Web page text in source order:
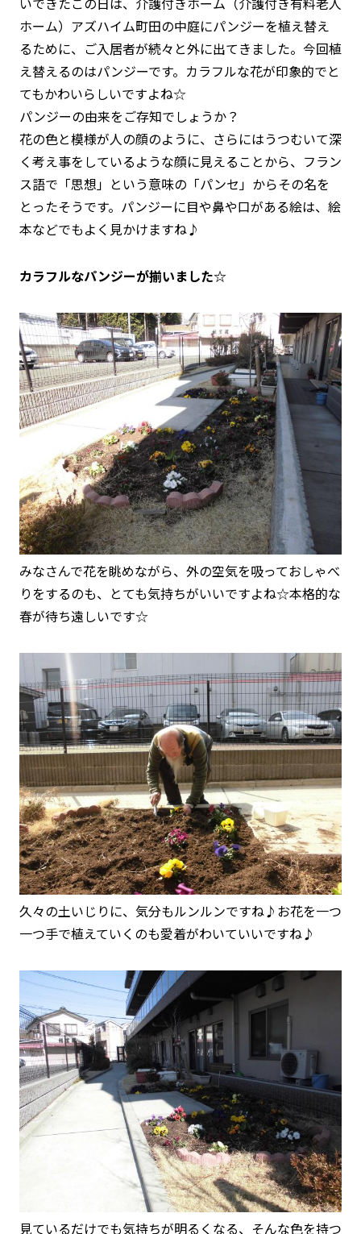
ホーム）アズハイム町田の中庭にパンジーを植え替え
るために、ご入居者が続々と外に出てきました。今回植
え替えるのはパンジーです。カラフルな花が印象的でと
てもかわいらしいですよね☆
パンジーの由来をご存知でしょうか？
花の色と模様が人の顔のように、さらにはうつむいて深
く考え事をしているような顔に見えることから、フラン
ス語で「思想」という意味の「パンセ」からその名を
とったそうです。パンジーに目や鼻や口がある絵は、絵
本などでもよく見かけますね♪
カラフルなパンジーが揃いました☆
みなさんで花を眺めながら、外の空気を吸っておしゃべ
りをするのも、とても気持ちがいいですよね☆本格的な
春が待ち遠しいです☆
久々の土いじりに、気分もルンルンですね♪お花を一つ
一つ手で植えていくのも愛着がわいていいですね♪
見ているだけでも気持ちが明るくなる、そんな色を持つ